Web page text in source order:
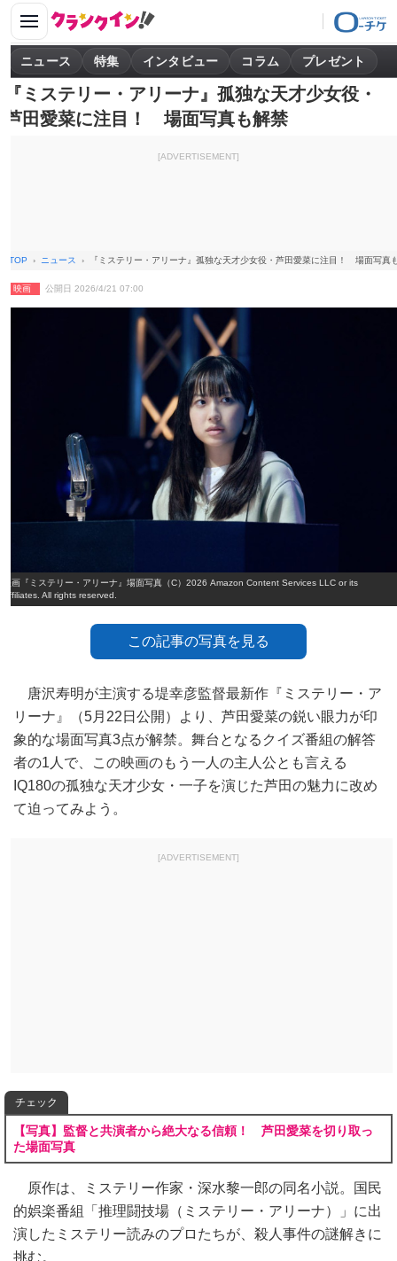
ニュース 特集 インタビュー コラム プレゼント
『ミステリー・アリーナ』孤独な天才少女役・
芦田愛菜に注目！ 場面写真も解禁
[ADVERTISEMENT]
TOP ニュース 『ミステリー・アリーナ』孤独な天才少女役・芦田愛菜に注目！ 場面写真
映画 公開日 2026/4/21 07:00
映画『ミステリー・アリーナ』場面写真（C）2026 Amazon Content Services LLC or its
Affiliates. All rights reserved.
この記事の写真を見る
唐沢寿明が主演する堤幸彦監督最新作『ミステリー・ア
リーナ』（5月22日公開）より、芦田愛菜の鋭い眼力が印
象的な場面写真3点が解禁。舞台となるクイズ番組の解答
者の1人で、この映画のもう一人の主人公とも言える
IQ180の孤独な天才少女・一子を演じた芦田の魅力に改め
て迫ってみよう。
[ADVERTISEMENT]
チェック
【写真】監督と共演者から絶大なる信頼！ 芦田愛菜を切り取っ
た場面写真
原作は、ミステリー作家・深水黎一郎の同名小説。国民
的娯楽番組「推理闘技場（ミステリー・アリーナ）」に出
演したミステリー読みのプロたちが、殺人事件の謎解きに
挑む。